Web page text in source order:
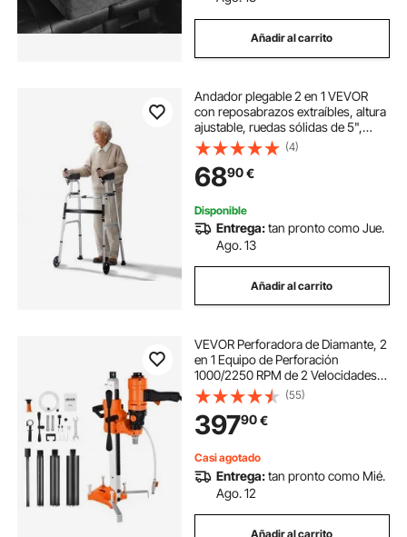
Añadir al carrito
Andador plegable 2 en 1 VEVOR
con reposabrazos extraíbles, altura
ajustable, ruedas sólidas de 5",
aluminio ligero, ayuda para la
movilidad con ruedas delanteras
para personas mayores
discapacitadas, 450 libras
(4)
6890€
Disponible
Entrega:tan pronto como Jue.
Ago. 13
Añadir al carrito
VEVOR Perforadora de Diamante, 2
en 1 Equipo de Perforación
1000/2250 RPM de 2 Velocidades
en Seco y Húmedo con soporte, 4
Brocas Diámetro de Perforación de
200 mm para Hormigón, Ladrillo,
Piedra
(55)
39790€
Casi agotado
Entrega:tan pronto como Mié.
Ago. 12
Añadir al carrito